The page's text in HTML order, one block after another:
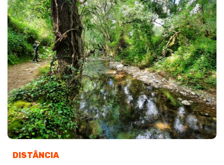
DISTÂNCIA